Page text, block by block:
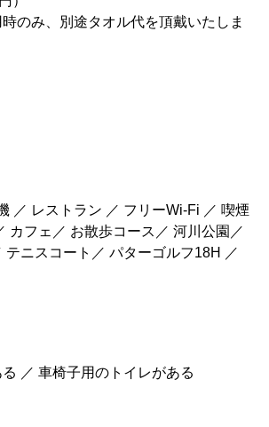
のみ、別途タオル代を頂戴いたしま
／ レストラン ／ フリーWi-Fi ／ 喫煙
カフェ／ お散歩コース／ 河川公園／
テニスコート／ パターゴルフ18H ／
／ 車椅子用のトイレがある